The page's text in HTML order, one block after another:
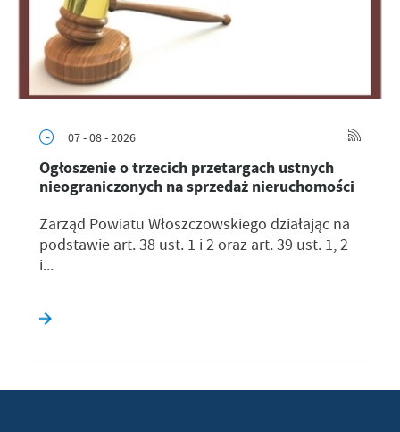
07 - 08 - 2026
Ogłoszenie o trzecich przetargach ustnych
nieograniczonych na sprzedaż nieruchomości
Zarząd Powiatu Włoszczowskiego działając na
podstawie art. 38 ust. 1 i 2 oraz art. 39 ust. 1, 2
i...